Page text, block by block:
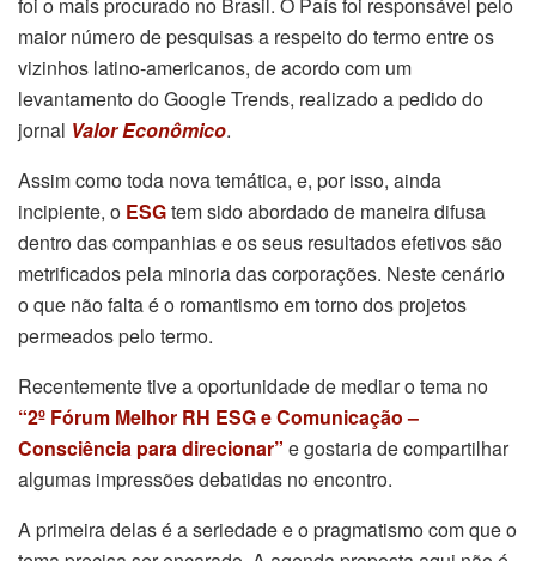
maior número de pesquisas a respeito do termo entre os
vizinhos latino-americanos, de acordo com um
levantamento do Google Trends, realizado a pedido do
jornal Valor Econômico.
Assim como toda nova temática, e, por isso, ainda
incipiente, o ESGtem sido abordado de maneira difusa
dentro das companhias e os seus resultados efetivos são
metrificados pela minoria das corporações. Neste cenário
o que não falta é o romantismo em torno dos projetos
permeados pelo termo.
Recentemente tive a oportunidade de mediar o tema no
“2º Fórum Melhor RH ESG e Comunicação –
Consciência para direcionar” e gostaria de compartilhar
algumas impressões debatidas no encontro.
A primeira delas é a seriedade e o pragmatismo com que o